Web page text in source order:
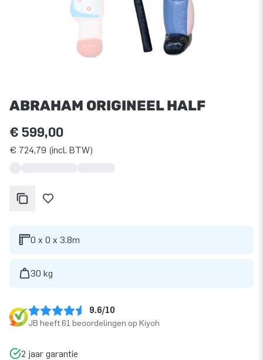
ABRAHAM ORIGINEEL HALF
€ 599,00
€ 724,79 (incl. BTW)
0 x 0 x 3.8m
30 kg
9.6/10
JB heeft 61 beoordelingen op Kiyoh
2 jaar garantie